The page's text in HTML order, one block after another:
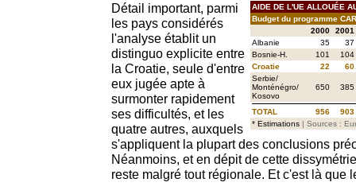
AIDE DE L'UE ALLOUÉE
Budget du programme
2000
2001
Albanie
35
37
Bosnie-H.
101
104
Croatie
22
60
Serbie/
Monténégro/
Kosovo
650 385
TOTAL 956
903
* Estimations | Sources :
Détail important, parmi
les pays considérés
l'analyse établit un
distinguo explicite entre
la Croatie, seule d'entre
eux jugée apte à
surmonter rapidement
ses difficultés, et les
quatre autres, auxquels
s'appliquent la plupart des conclusions
Néanmoins, et en dépit de cette
reste malgré tout régionale. Et c'est là que